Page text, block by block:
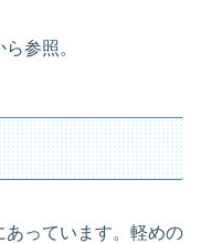
参照。
っています。軽めの